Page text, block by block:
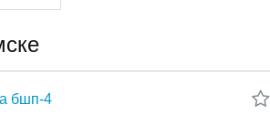
бшп-4